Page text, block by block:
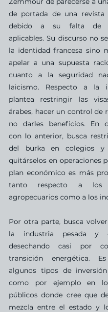
de portada de una revista
debido a su falta de
aplicables. Su discurso no
la identidad francesa sino
apelar a una supuesta
cuanto a la seguridad
laicismo. Respecto a la
plantea restringir las
árabes, hacer un control de
no darles beneficios. En
con lo anterior, busca
del burka en colegios y
quitárselos en operaciones
plan económico es más
tanto respecto a los
agropecuarios como a los
Por otra parte, busca
la industria pesada y
desechando casi por
transición energética.
algunos tipos de inversión
como por ejemplo en
públicos donde cree que
mezcla entre el estado y